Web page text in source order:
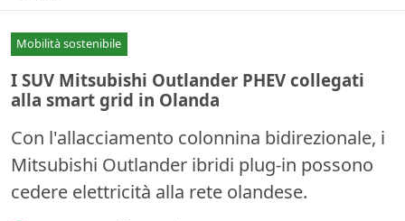
Mobilità sostenibile
I SUV Mitsubishi Outlander PHEV collegati
alla smart grid in Olanda
Con l'allacciamento colonnina bidirezionale, i
Mitsubishi Outlander ibridi plug-in possono
cedere elettricità alla rete olandese.